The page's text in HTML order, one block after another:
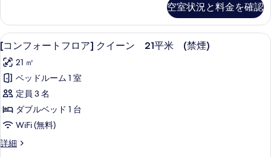
す
る
を
表
示
す
る
イ
ン
33
平
米
（禁
煙）
の
す
ー
ド
ツ
イ
ン
33
米
（禁
煙）
の
詳
空室状況と料金を確認
[コ
ン
フ
ォ
ー
ト
フ
ロ
[コンフォートフロア] クイーン 21
12
[コンフォートフロア] クイーン 21平米 (禁煙)
21 ㎡
ベッドルーム 1 室
定員 3 名
ダブルベッド 1 台
WiFi (無料)
詳細
[コ